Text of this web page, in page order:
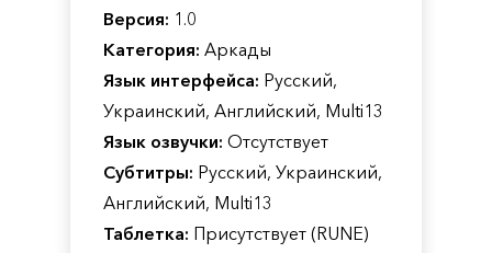
Версия: 1.0
Категория: Аркады
Язык интерфейса: Русский,
Украинский, Английский, Multi13
Язык озвучки: Отсутствует
Субтитры: Русский, Украинский,
Английский, Multi13
Таблетка: Присутствует (RUNE)